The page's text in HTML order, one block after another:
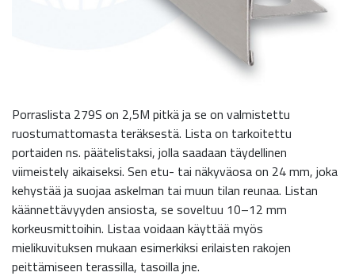
Porraslista 279S on 2,5M pitkä ja se on valmistettu
ruostumattomasta teräksestä. Lista on tarkoitettu
portaiden ns. päätelistaksi, jolla saadaan täydellinen
viimeistely aikaiseksi. Sen etu- tai näkyväosa on 24 mm, joka
kehystää ja suojaa askelman tai muun tilan reunaa. Listan
käännettävyyden ansiosta, se soveltuu 10–12 mm
korkeusmittoihin. Listaa voidaan käyttää myös
mielikuvituksen mukaan esimerkiksi erilaisten rakojen
peittämiseen terassilla, tasoilla jne.